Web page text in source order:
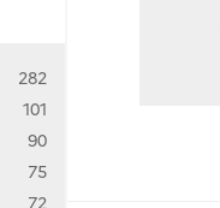
282
101
90
75
72